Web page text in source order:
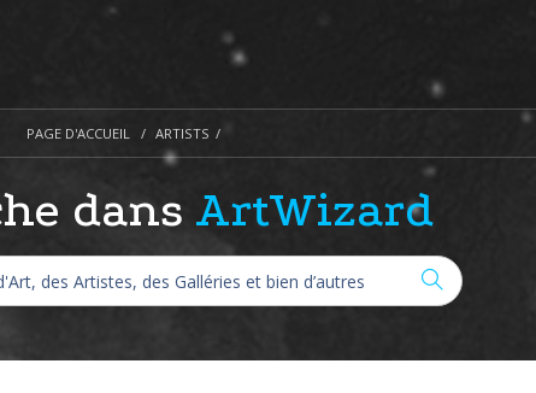
PAGE D'ACCUEIL ARTISTS
dans ArtWizard